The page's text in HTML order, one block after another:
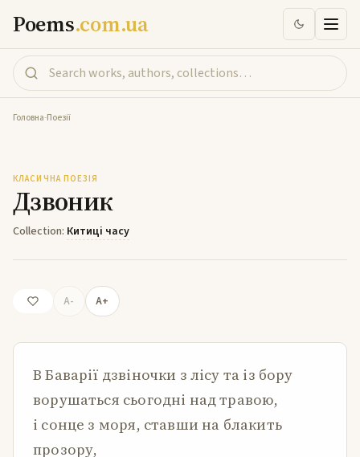
Poems.com.ua
Головна-Поезії
КЛАСИЧНА ПОЕЗІЯ
Дзвоник
Collection: Китиці часу
A- A+
В Баварії дзвіночки з лісу та із бору
ворушаться сьогодні над травою,
і сонце з моря, ставши на блакить
прозору,